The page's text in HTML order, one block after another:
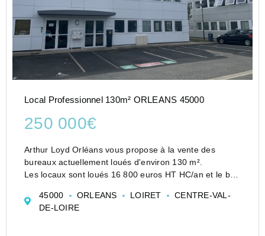
Local Professionnel 130m² ORLEANS 45000
250 000€
Arthur Loyd Orléans vous propose à la vente des
bureaux actuellement loués d'environ 130 m².
Les locaux sont loués 16 800 euros HT HC/an et le bail
Le rez-de-chaussée comprend une entrée, à l'...
45000 ORLEANS LOIRET
CENTRE-VAL-
DE-LOIRE